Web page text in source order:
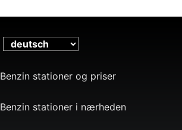
Benzin stationer og priser
Benzin stationer i nærheden